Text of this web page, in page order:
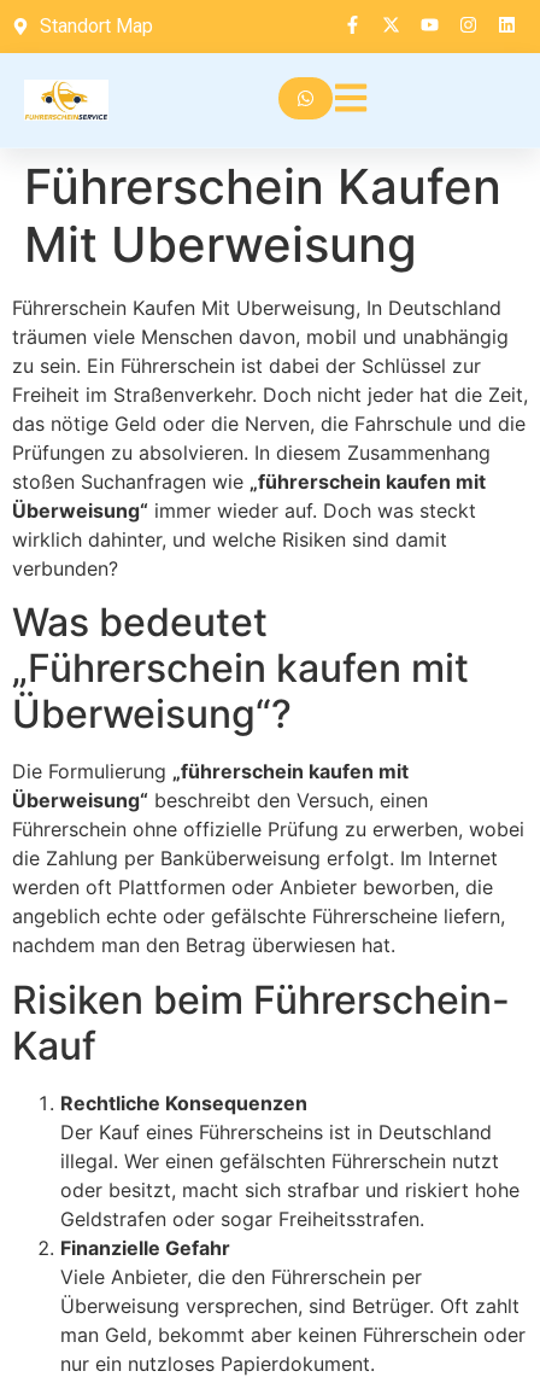
Standort Map
Führerschein Kaufen
Mit Uberweisung
Führerschein Kaufen Mit Uberweisung, In Deutschland
träumen viele Menschen davon, mobil und unabhängig
zu sein. Ein Führerschein ist dabei der Schlüssel zur
Freiheit im Straßenverkehr. Doch nicht jeder hat die Zeit,
das nötige Geld oder die Nerven, die Fahrschule und die
Prüfungen zu absolvieren. In diesem Zusammenhang
stoßen Suchanfragen wie „führerschein kaufen mit
Überweisung“ immer wieder auf. Doch was steckt
wirklich dahinter, und welche Risiken sind damit
verbunden?
Was bedeutet
„Führerschein kaufen mit
Überweisung“?
Die Formulierung „führerschein kaufen mit
Überweisung“ beschreibt den Versuch, einen
Führerschein ohne offizielle Prüfung zu erwerben, wobei
die Zahlung per Banküberweisung erfolgt. Im Internet
werden oft Plattformen oder Anbieter beworben, die
angeblich echte oder gefälschte Führerscheine liefern,
nachdem man den Betrag überwiesen hat.
Risiken beim Führerschein-
Kauf
Rechtliche Konsequenzen
Der Kauf eines Führerscheins ist in Deutschland
illegal. Wer einen gefälschten Führerschein nutzt
oder besitzt, macht sich strafbar und riskiert hohe
Geldstrafen oder sogar Freiheitsstrafen.
Finanzielle Gefahr
Viele Anbieter, die den Führerschein per
Überweisung versprechen, sind Betrüger. Oft zahlt
man Geld, bekommt aber keinen Führerschein oder
nur ein nutzloses Papierdokument.